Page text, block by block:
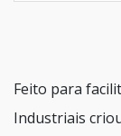
Feito para
Industriais